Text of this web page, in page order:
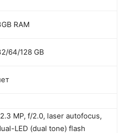
RAM
64/128 GB
MP, f/2.0, laser autofocus,
LED (dual tone) flash